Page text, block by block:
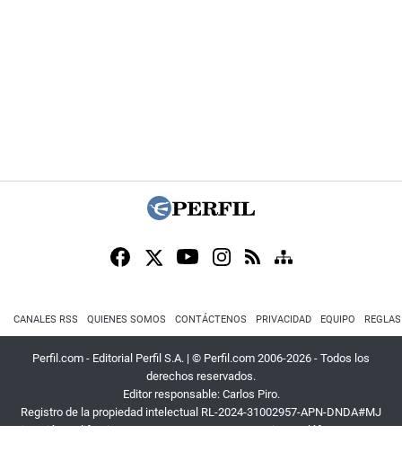
CANALES RSS QUIENES SOMOS CONTÁCTENOS PRIVACIDAD EQUIPO
Perfil.com - Editorial Perfil S.A. | © Perfil.com 2006-2026 - Todos los
derechos reservados.
Editor responsable: Carlos Piro.
Registro de la propiedad intelectual RL-2024-31002957-APN-DNDA#MJ
Dirección:California 2715,C1289ABI,CABA, Argentina| Teléfono:+54 9 11